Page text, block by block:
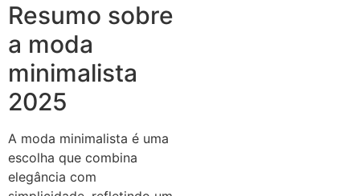
Resumo sobre
a moda
minimalista
2025
A moda minimalista é uma
escolha que combina
elegância com